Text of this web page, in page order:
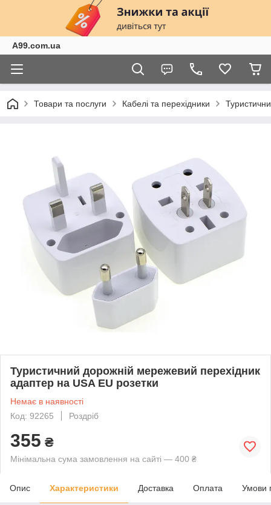
A99.com.ua
Товари та послуги Кабелі та перехідники
Туристичний дорожній мережевий перехідник
адаптер на USA EU розетки
Немає в наявності
Код: 92265
Роздріб
355 ₴
Мінімальна сума замовлення на сайті — 400 ₴
Опис Характеристики Доставка Оплата Умови